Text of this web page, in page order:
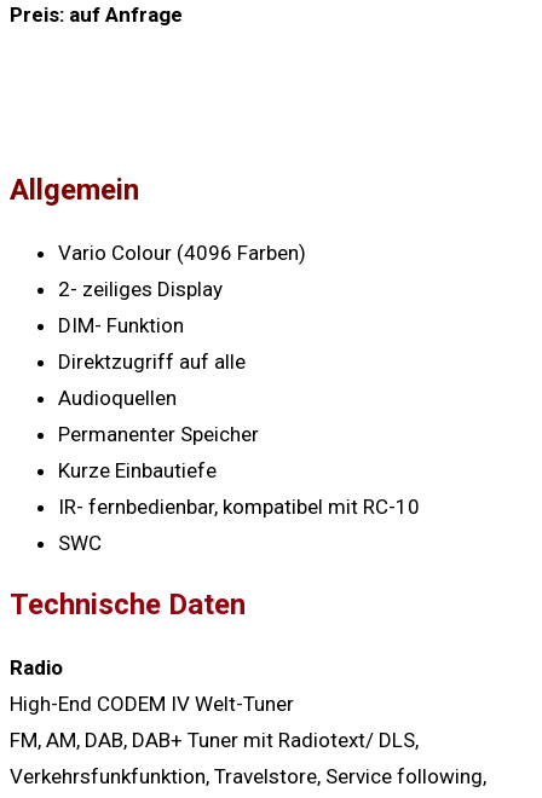
Preis: auf Anfrage
Allgemein
Vario Colour (4096 Farben)
2- zeiliges Display
DIM- Funktion
Direktzugriff auf alle
Audioquellen
Permanenter Speicher
Kurze Einbautiefe
IR- fernbedienbar, kompatibel mit RC-10
SWC
Technische Daten
Radio
High-End CODEM IV Welt-Tuner
FM, AM, DAB, DAB+ Tuner mit Radiotext/ DLS,
Verkehrsfunkfunktion, Travelstore, Service following,